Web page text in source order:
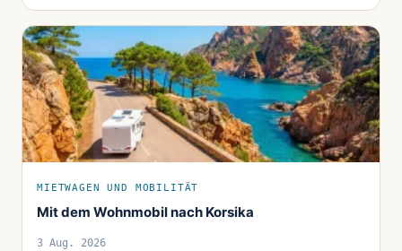
MIETWAGEN UND MOBILITÄT
Mit dem Wohnmobil nach Korsika
3 Aug. 2026